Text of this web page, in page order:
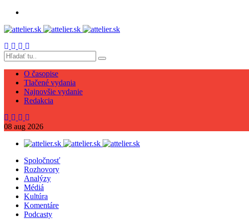
O časopise
Tlačené vydania
Najnovšie vydanie
Redakcia
08 aug 2026
Spoločnosť
Rozhovory
Analýzy
Médiá
Kultúra
Komentáre
Podcasty